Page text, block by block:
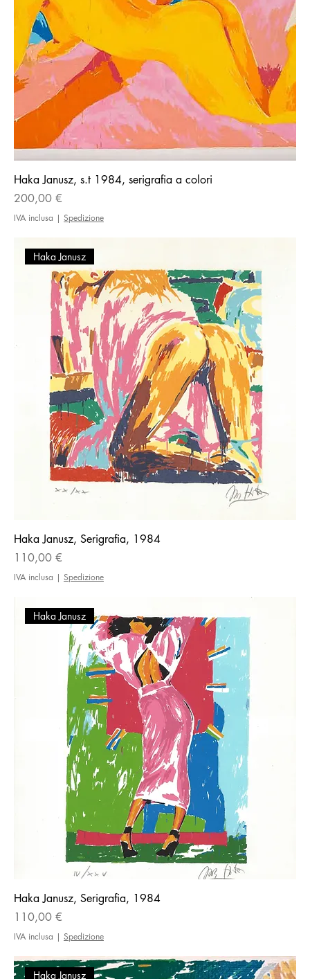
Haka Janusz, s.t 1984, serigrafia a colori
Prezzo
200,00 €
IVA inclusa | Spedizione
Haka Janusz
Haka Janusz, Serigrafia, 1984
Prezzo
110,00 €
IVA inclusa | Spedizione
Haka Janusz
Haka Janusz, Serigrafia, 1984
Prezzo
110,00 €
IVA inclusa | Spedizione
Haka Janusz